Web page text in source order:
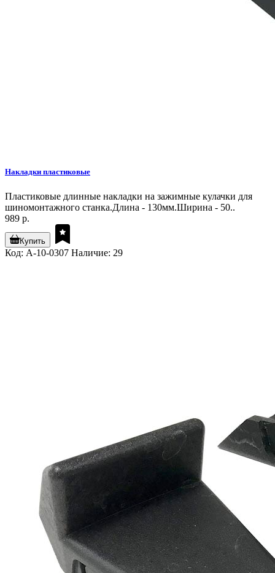
Накладки пластиковые
Пластиковые длинные накладки на зажимные кулачки для
шиномонтажного станка.Длина - 130мм.Ширина - 50..
989 р.
Купить
Код: A-10-0307 Наличие: 29